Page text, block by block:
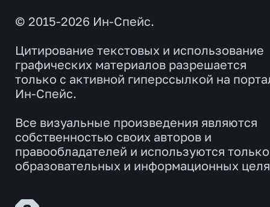
© 2015-2026 Ин-Спейс.
Цитирование текстовых и использование
графических материалов разрешается
только с активной гиперссылкой на
Ин-Спейс.
Все визуальные произведения являются
собственностью своих авторов и
правообладателей и используются
образовательных и информационных